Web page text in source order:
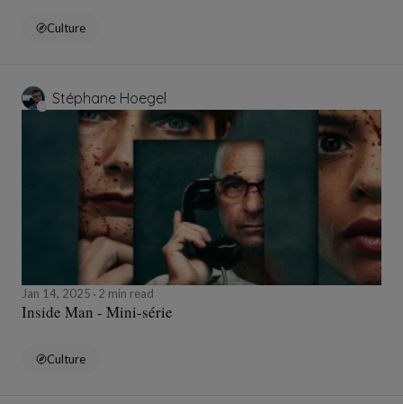
Culture
Stéphane Hoegel
Jan 14, 2025 2 min read
Inside Man - Mini-série
Culture